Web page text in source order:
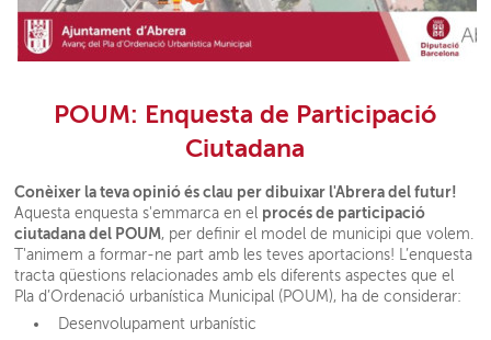
POUM: Enquesta de Participació
Ciutadana
Conèixer la teva opinió és clau per dibuixar l'Abrera del futur!
Aquesta enquesta s'emmarca en el procés de participació
ciutadana del POUM, per definir el model de municipi que volem.
T'animem a formar-ne part amb les teves aportacions! L’enquesta
tracta qüestions relacionades amb els diferents aspectes que el
Pla d’Ordenació urbanística Municipal (POUM), ha de considerar:
Desenvolupament urbanístic